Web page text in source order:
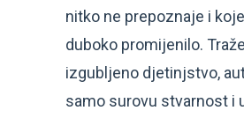
nitko ne prepoznaje i
duboko promijenilo.
izgubljeno djetinjstvo,
samo surovu stvarnost i